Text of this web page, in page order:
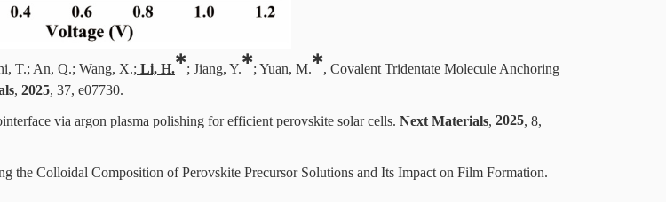
T.; An, Q.; Wang, X.; Li, H.
✱
; Jiang, Y.
✱
; Yuan, M.
✱
, Covalent Tridentate Molecule Anchoring
, 2025, 37, e07730.
via argon plasma polishing for efficient perovskite solar cells. Next Materials 2025 , 8,
the Colloidal Composition of Perovskite Precursor Solutions and Its Impact on Film Formation.